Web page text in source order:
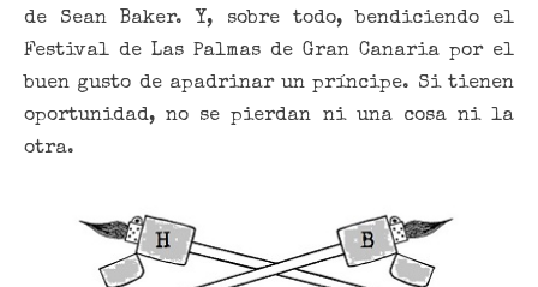
de Sean Baker. Y, sobre todo, bendiciendo el
Festival de Las Palmas de Gran Canaria por el
buen gusto de apadrinar un príncipe. Si tienen
oportunidad, no se pierdan ni una cosa ni la
otra.